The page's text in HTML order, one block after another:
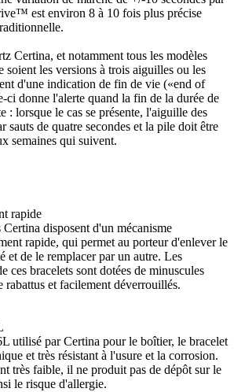
est environ 8 à 10 fois plus précise
Certina, et notamment tous les modèles
les versions à trois aiguilles ou les
d'une indication de fin de vie («end of
donne l'alerte quand la fin de la durée de
: lorsque le cas se présente, l'aiguille des
sauts de quatre secondes et la pile doit être
semaines qui suivent.
rapide
disposent d'un mécanisme
rapide, qui permet au porteur d'enlever le
et de le remplacer par un autre. Les
ces bracelets sont dotées de minuscules
rabattus et facilement déverrouillés.
utilisé par Certina pour le boîtier, le bracelet
et très résistant à l'usure et la corrosion.
très faible, il ne produit pas de dépôt sur le
le risque d'allergie.